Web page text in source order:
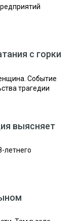
с горки
Событие
трагедии
выясняет
летнего